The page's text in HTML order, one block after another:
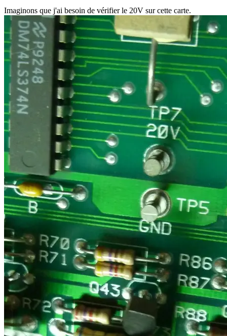
Imaginons que j'ai besoin de vérifier le 20V sur cette carte.